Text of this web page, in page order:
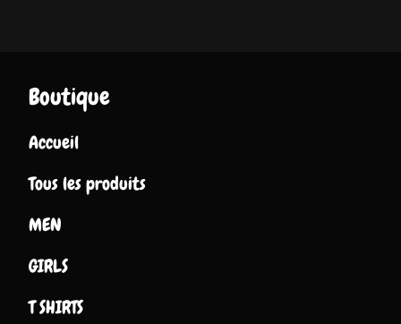
Boutique
Accueil
Tous les produits
MEN
GIRLS
T SHIRTS